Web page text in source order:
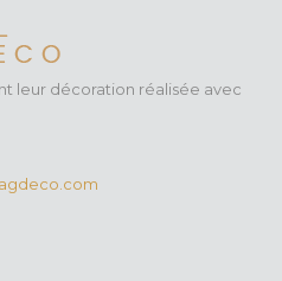
leur décoration réalisée avec